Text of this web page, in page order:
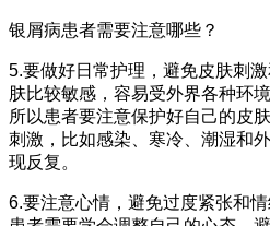
银屑病患者需要注意哪些？
5.要做好日常护理，避免皮肤刺
肤比较敏感，容易受外界各种环
所以患者要注意保护好自己的皮
刺激，比如感染、寒冷、潮湿和
现反复。
6.要注意心情，避免过度紧张和